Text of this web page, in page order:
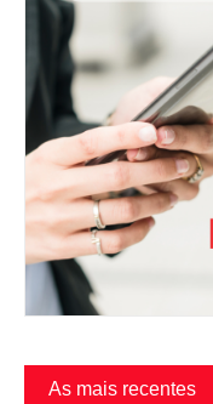
As mais recentes